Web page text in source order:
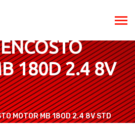
180D 2.4 8V
MOTOR MB 180D 2.4 8V STD